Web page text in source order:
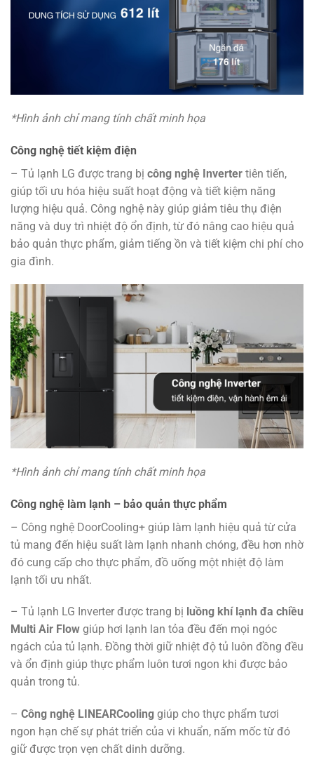
*Hình ảnh chỉ mang tính chất minh họa
Công nghệ tiết kiệm điện
– Tủ lạnh LG được trang bị công nghệ Inverter tiên tiến,
giúp tối ưu hóa hiệu suất hoạt động và tiết kiệm năng
lượng hiệu quả. Công nghệ này giúp giảm tiêu thụ điện
năng và duy trì nhiệt độ ổn định, từ đó nâng cao hiệu quả
bảo quản thực phẩm, giảm tiếng ồn và tiết kiệm chi phí cho
gia đình.
*Hình ảnh chỉ mang tính chất minh họa
Công nghệ làm lạnh – bảo quản thực phẩm
– Công nghệ DoorCooling+ giúp làm lạnh hiệu quả từ cửa
tủ mang đến hiệu suất làm lạnh nhanh chóng, đều hơn nhờ
đó cung cấp cho thực phẩm, đồ uống một nhiệt độ làm
lạnh tối ưu nhất.
– Tủ lạnh LG Inverter được trang bị luồng khí lạnh đa chiều
Multi Air Flow giúp hơi lạnh lan tỏa đều đến mọi ngóc
ngách của tủ lạnh. Đồng thời giữ nhiệt độ tủ luôn đồng đều
và ổn định giúp thực phẩm luôn tươi ngon khi được bảo
quản trong tủ.
– Công nghệ LINEARCooling giúp cho thực phẩm tươi
ngon hạn chế sự phát triển của vi khuẩn, nấm mốc từ đó
giữ được trọn vẹn chất dinh dưỡng.